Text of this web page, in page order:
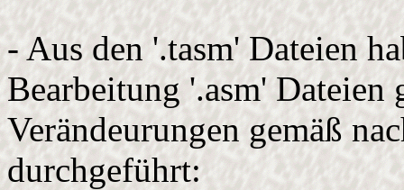
- Aus den '.tasm' Dateien
Bearbeitung '.asm'
Verändeurungen gemäß
durchgeführt: